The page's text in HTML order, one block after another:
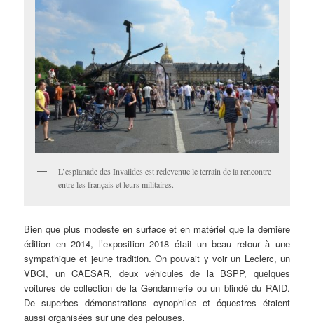
L’esplanade des Invalides est redevenue le terrain de la rencontre
entre les français et leurs militaires.
Bien que plus modeste en surface et en matériel que la dernière
édition en 2014, l’exposition 2018 était un beau retour à une
sympathique et jeune tradition. On pouvait y voir un Leclerc, un
VBCI, un CAESAR, deux véhicules de la BSPP, quelques
voitures de collection de la Gendarmerie ou un blindé du RAID.
De superbes démonstrations cynophiles et équestres étaient
aussi organisées sur une des pelouses.